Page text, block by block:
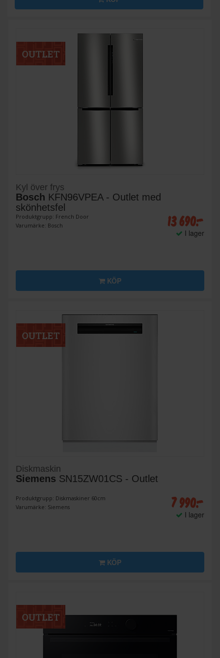
Kyl över frys
Bosch KFN96VPEA - Outlet med
skönhetsfel
Produktgrupp: French Door
Varumärke: Bosch
13 690:-
I lager
KÖP
Diskmaskin
Siemens SN15ZW01CS - Outlet
Produktgrupp: Diskmaskiner 60cm
Varumärke: Siemens
7 990:-
I lager
KÖP